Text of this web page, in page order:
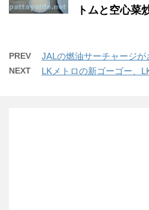
トムと空心菜
PREV JALの燃油サーチャージが
NEXT LKメトロの新ゴーゴー、